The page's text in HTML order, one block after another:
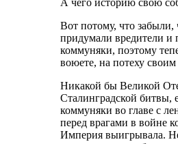
А чего историю свою
Вот потому, что
придумали вредители и
коммуняки, поэтому
воюете, на потеху
Никакой бы Великой
Сталинградской битвы,
коммуняки во главе с
перед врагами в войне
Империя выигрывала.